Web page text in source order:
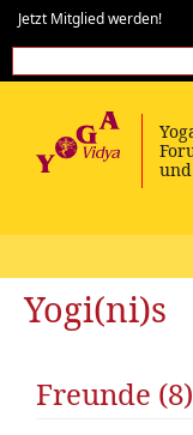
Jetzt Mitglied werden!
Yogi(ni)s
Freunde (8)